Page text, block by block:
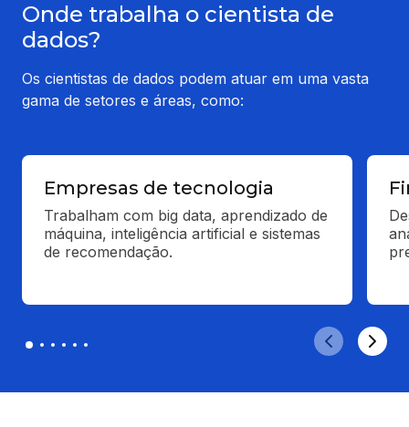
Onde trabalha o cientista de
dados?
Os cientistas de dados podem atuar em uma vasta
gama de setores e áreas, como:
Empresas de tecnologia
Trabalham com big data, aprendizado de
máquina, inteligência artificial e sistemas
de recomendação.